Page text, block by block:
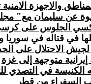
والاجهزة
عن سليمان مع"
الجلوس على
في قتاله في سوريا
الاحتلال على
متوجهة إلى غزة
الكنيسة في التصدي
السفراء من قطر